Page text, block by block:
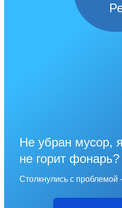
Не убран мусор,
не горит фонарь?
Столкнулись с